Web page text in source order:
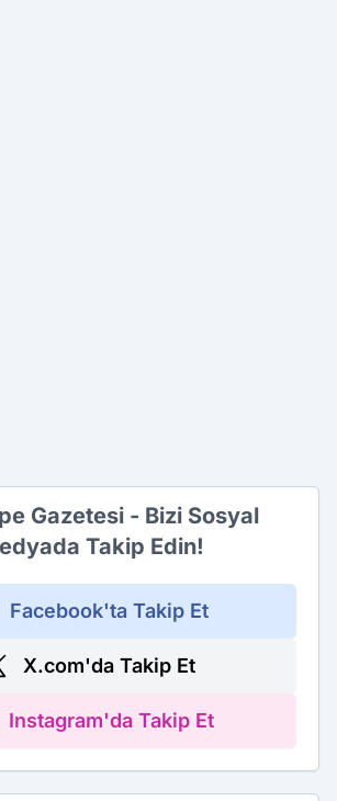
Gazetesi - Bizi Sosyal
Takip Edin!
Facebook'ta Takip Et
X.com'da Takip Et
Instagram'da Takip Et